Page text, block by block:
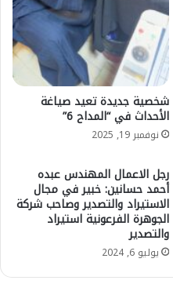
شخصية جديدة تعيد صياغة
الأحداث في “المداح 6”
نوفمبر 19, 2025
رجل الاعمال المهندس عبده
أحمد حسانين: خبير في مجال
الاستيراد والتصدير وصاحب شركة
الجوهرة الفرعونية استيراد
والتصدير
يوليو 6, 2024